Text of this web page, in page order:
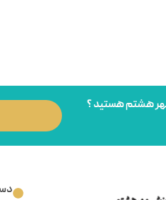
هشتم هستید ؟